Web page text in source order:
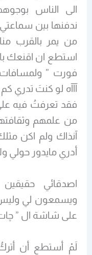
الى الناس
ندفنها بين سماعتي
من يمر بالقرب
استطع ان اقنعك
فورت ”
آآآه لو كنتَ تدري
فقد تعرفتُ فيه
من علمهم
آنذاك ولم اكن
أدري مايدور حولي
اصدقائي
ويسمعون لي وليس
على شاشة ال ”
لَمْ أستطع أن